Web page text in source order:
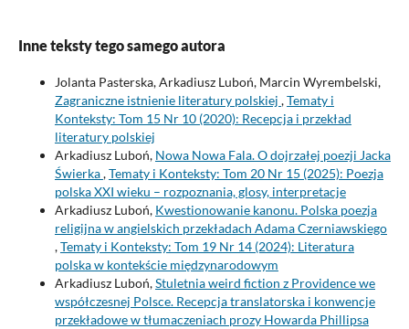
Inne teksty tego samego autora
Jolanta Pasterska, Arkadiusz Luboń, Marcin Wyrembelski,
Zagraniczne istnienie literatury polskiej ,Tematy i
Konteksty: Tom 15 Nr 10 (2020): Recepcja i przekład
literatury polskiej
Arkadiusz Luboń, Nowa Nowa Fala. O dojrzałej poezji Jacka
Świerka,Tematy i Konteksty: Tom 20 Nr 15 (2025): Poezja
polska XXI wieku – rozpoznania, glosy, interpretacje
Arkadiusz Luboń, Kwestionowanie kanonu. Polska poezja
religijna w angielskich przekładach Adama Czerniawskiego
,Tematy i Konteksty: Tom 19 Nr 14 (2024): Literatura
polska w kontekście międzynarodowym
Arkadiusz Luboń,Stuletnia weird fiction z Providence we
współczesnej Polsce. Recepcja translatorska i konwencje
przekładowe w tłumaczeniach prozy Howarda Phillipsa